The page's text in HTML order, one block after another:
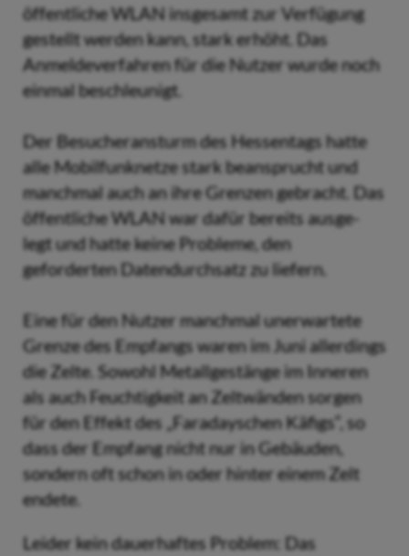
öffentliche WLAN insgesamt zur Verfügung
gestellt werden kann, stark erhöht. Das
Anmeldeverfahren für die Nutzer wurde noch
einmal beschleunigt.
Der Besucheransturm des Hessentags hatte
alle Mobilfunknetze stark beansprucht und
manchmal auch an ihre Grenzen gebracht. Das
öffentliche WLAN war dafür bereits ausge-
legt und hatte keine Probleme, den
geforderten Datendurchsatz zu liefern.
Eine für den Nutzer manchmal unerwartete
Grenze des Empfangs waren im Juni allerdings
die Zelte. Sowohl Metallgestänge im Inneren
als auch Feuchtigkeit an Zeltwänden sorgen
für den Effekt des „Faradayschen Käfigs“, so
dass der Empfang nicht nur in Gebäuden,
sondern oft schon in oder hinter einem Zelt
endete.
Leider kein dauerhaftes Problem: Das